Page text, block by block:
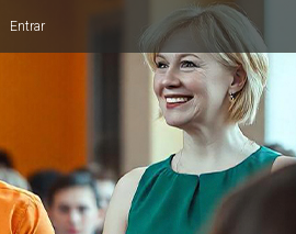
Entrar